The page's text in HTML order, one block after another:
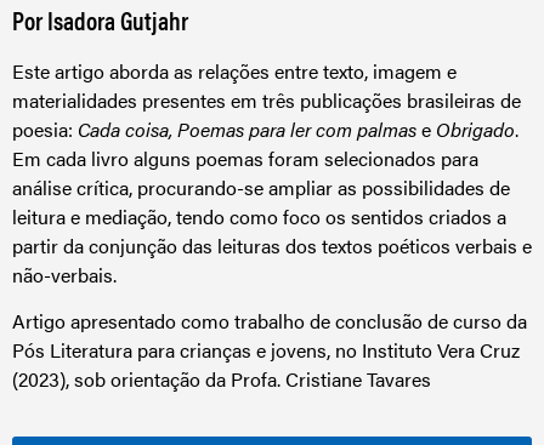
Por Isadora Gutjahr
Este artigo aborda as relações entre texto, imagem e
materialidades presentes em três publicações brasileiras de
poesia: Cada coisa, Poemas para ler com palmase Obrigado.
Em cada livro alguns poemas foram selecionados para
análise crítica, procurando-se ampliar as possibilidades de
leitura e mediação, tendo como foco os sentidos criados a
partir da conjunção das leituras dos textos poéticos verbais e
não-verbais.
Artigo apresentado como trabalho de conclusão de curso da
Pós Literatura para crianças e jovens, no Instituto Vera Cruz
(2023), sob orientação da Profa. Cristiane Tavares